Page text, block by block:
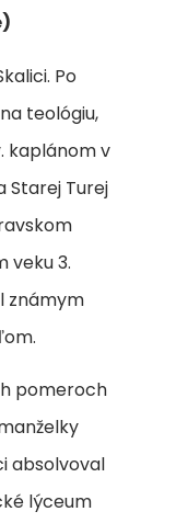
Po
teológiu,
kaplánom v
Starej Turej
veku 3.
známym
pomeroch
absolvoval
lýceum